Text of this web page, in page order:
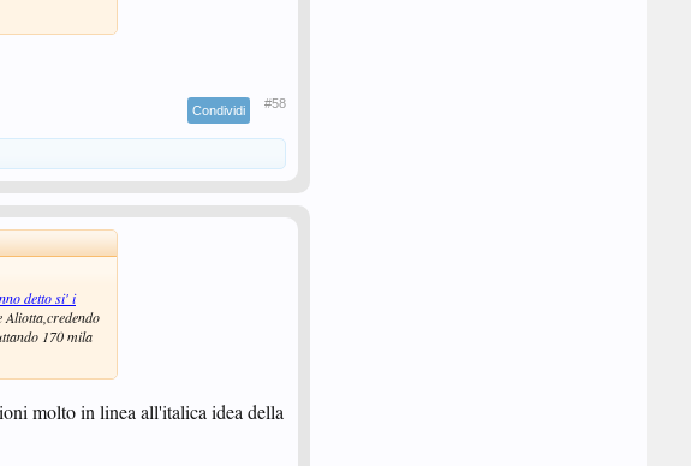
Condividi #58
detto si' i
Aliotta,credendo
170 mila
molto in linea all'italica idea della